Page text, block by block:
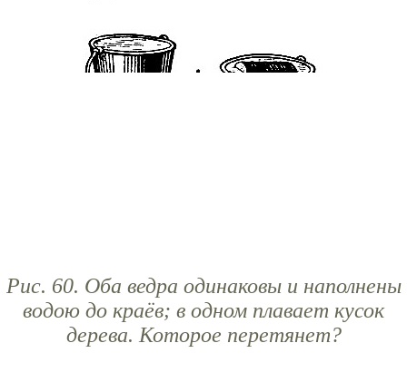
Рис. 60. Оба ведра одинаковы и наполнены
водою до краёв; в одном плавает кусок
дерева. Которое перетянет?